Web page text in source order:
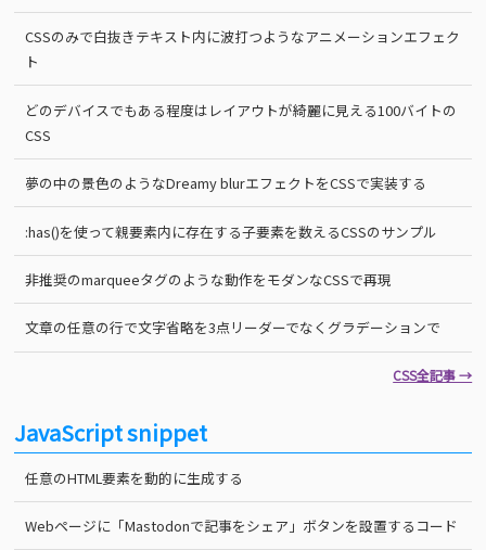
CSSのみで白抜きテキスト内に波打つようなアニメーションエフェク
ト
どのデバイスでもある程度はレイアウトが綺麗に見える100バイトの
CSS
夢の中の景色のようなDreamy blurエフェクトをCSSで実装する
:has()を使って親要素内に存在する子要素を数えるCSSのサンプル
非推奨のmarqueeタグのような動作をモダンなCSSで再現
文章の任意の行で文字省略を3点リーダーでなくグラデーションで
CSS全記事 →
JavaScript snippet
任意のHTML要素を動的に生成する
Webページに「Mastodonで記事をシェア」ボタンを設置するコード